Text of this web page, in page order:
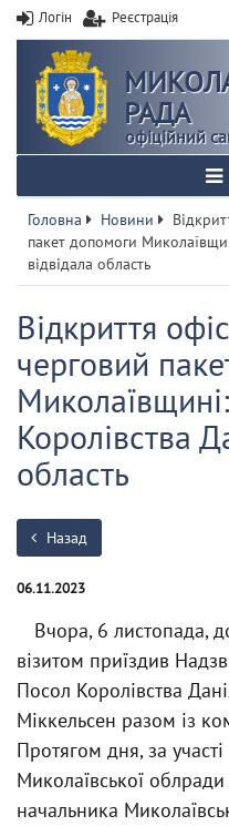
Логін Реєстрація
РАДА
офіційний
Головна Новини
пакет допомоги
відвідала область
Відкриття
черговий
Королівства
область
Назад
06.11.2023
Вчора, 6 листопада,
візитом приїздив
Посол Королівства
Міккельсен разом із
Протягом дня, за
Миколаївської
начальника